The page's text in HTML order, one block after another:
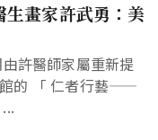
生畫家許武勇：美
許醫師家屬重新提
館的 「 仁者行藝——